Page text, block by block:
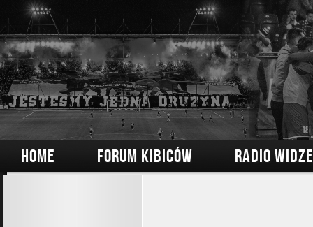
HOME FORUM KIBICÓW RADIO